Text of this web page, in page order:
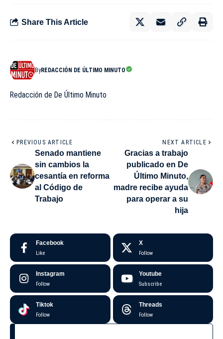
Share This Article
ByREDACCIÓN DE ÚLTIMO MINUTO
Redacción de De Último Minuto
PREVIOUS ARTICLE
Senado mantiene
sin cambios la
cesantía en reforma
al Código de
Trabajo
NEXT ARTICLE
Gracias a trabajo
publicado en De
Último Minuto,
madre recibe ayuda
para operar a su
hija
Facebook
Like
X
Follow
Instagram
Follow
Youtube
Subscribe
Tiktok
Follow
Threads
Follow